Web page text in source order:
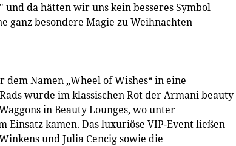
da hätten wir uns kein besseres Symbol
ganz besondere Magie zu Weihnachten
Namen „Wheel of Wishes“ in eine
wurde im klassischen Rot der Armani beauty
in Beauty Lounges, wo unter
kamen. Das luxuriöse VIP-Event ließen
und Julia Cencig sowie die